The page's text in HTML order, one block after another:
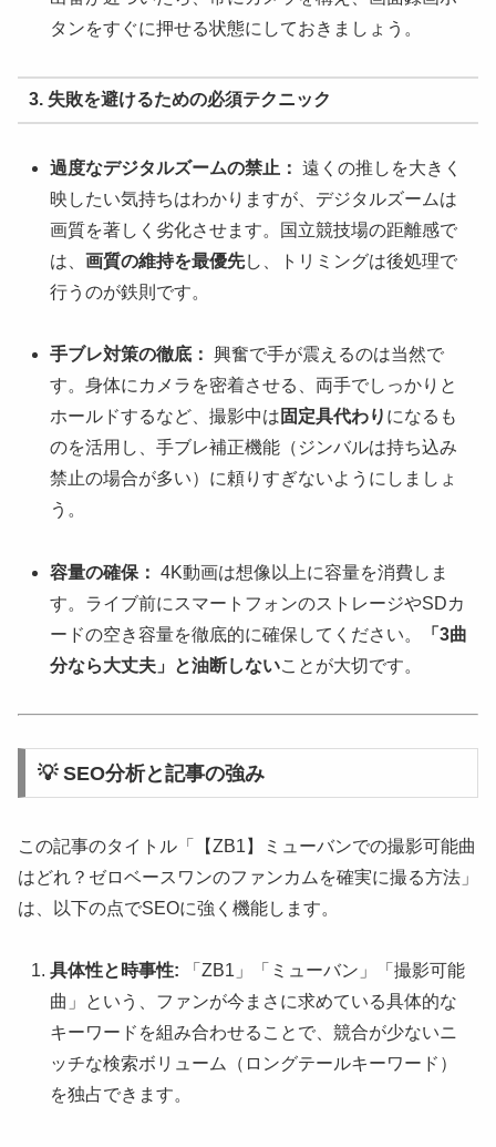
タンをすぐに押せる状態にしておきましょう。
3. 失敗を避けるための必須テクニック
過度なデジタルズームの禁止： 遠くの推しを大きく
映したい気持ちはわかりますが、デジタルズームは
画質を著しく劣化させます。国立競技場の距離感で
は、画質の維持を最優先し、トリミングは後処理で
行うのが鉄則です。
手ブレ対策の徹底： 興奮で手が震えるのは当然で
す。身体にカメラを密着させる、両手でしっかりと
ホールドするなど、撮影中は 固定具代わり になるも
のを活用し、手ブレ補正機能（ジンバルは持ち込み
禁止の場合が多い）に頼りすぎないようにしましょ
う。
容量の確保： 4K動画は想像以上に容量を消費しま
す。ライブ前にスマートフォンのストレージやSDカ
ードの空き容量を徹底的に確保してください。
「3曲
分なら大丈夫」と油断しないことが大切です。
💡 SEO分析と記事の強み
この記事のタイトル「【ZB1】ミューバンでの撮影可能曲
はどれ？ゼロベースワンのファンカムを確実に撮る方法」
は、以下の点でSEOに強く機能します。
具体性と時事性: 「ZB1」「ミューバン」「撮影可能
曲」という、ファンが今まさに求めている具体的な
キーワードを組み合わせることで、競合が少ないニ
ッチな検索ボリューム（ロングテールキーワード）
を独占できます。